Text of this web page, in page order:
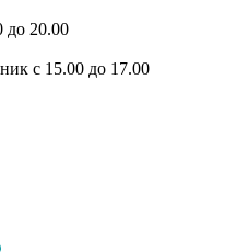
до 20.00
с 15.00 до 17.00